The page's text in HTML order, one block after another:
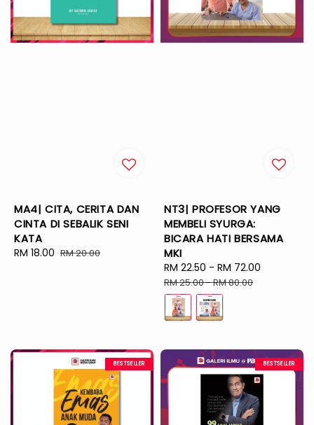
MA4| CITA, CERITA DAN
CINTA DI SEBALIK SENI
KATA
Sale
RM 18.00 Regular
RM 20.00
NT3| PROFESOR YANG
MEMBELI SYURGA:
BICARA HATI BERSAMA
MKI
Sale
price
RM 22.50 - RM 72.00
RM 25.00-RM 80.00
BESTSELLER BESTSELLER